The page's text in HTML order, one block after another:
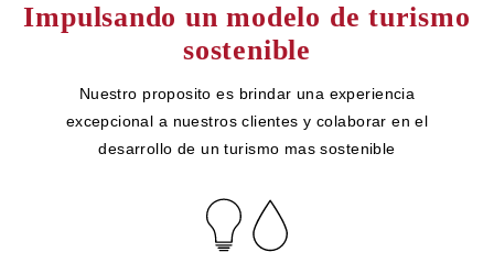
Impulsando un modelo de turismo
sostenible
Nuestro proposito es brindar una experiencia
excepcional a nuestros clientes y colaborar en el
desarrollo de un turismo mas sostenible